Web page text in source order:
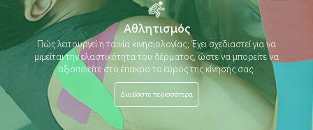
Αθλητισμός
Πώς λειτουργεί η ταινία κινησιολογίας; Έχει σχεδιαστεί για να
μιμείται την ελαστικότητα του δέρματος, ώστε να μπορείτε να
αξιοποιείτε στο έπακρο το εύρος της κίνησής σας.
Διαβάστε περισσότερα